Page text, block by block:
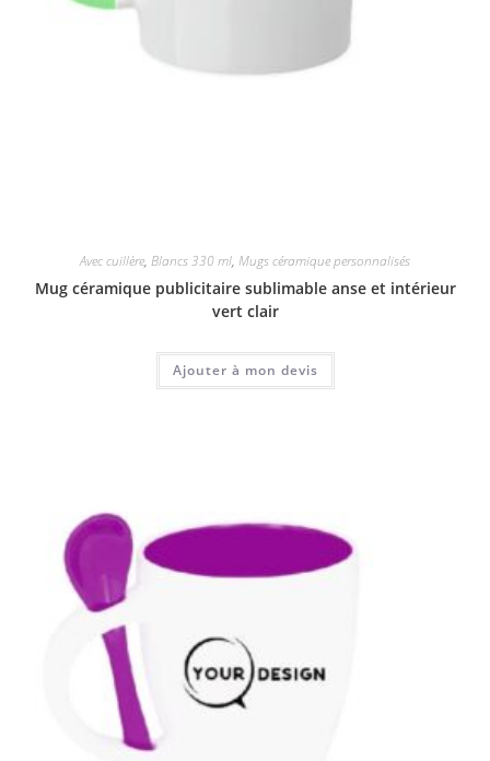
Avec cuillère, Blancs 330 ml, Mugs céramique personnalisés
Mug céramique publicitaire sublimable anse et intérieur
vert clair
Ajouter à mon devis